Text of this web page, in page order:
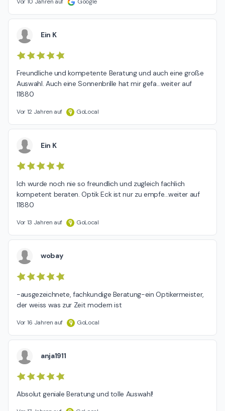
Ein K
Freundliche und kompetente Beratung und auch eine große
Auswahl. Auch eine Sonnenbrille hat mir gefa...weiter auf
11880
Vor 12 Jahren auf GoLocal
Ein K
Ich wurde noch nie so freundlich und zugleich fachlich
kompetent beraten. Optik Eck ist nur zu empfe...weiter auf
11880
Vor 13 Jahren auf GoLocal
wobay
-ausgezeichnete, fachkundige Beratung-ein Optikermeister,
der weiss was zur Zeit modern ist
Vor 16 Jahren auf GoLocal
anja1911
Absolut geniale Beratung und tolle Auswahl!